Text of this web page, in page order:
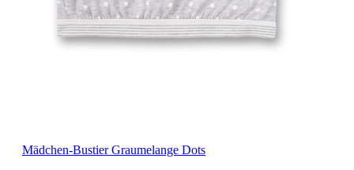
Mädchen-Bustier Graumelange Dots